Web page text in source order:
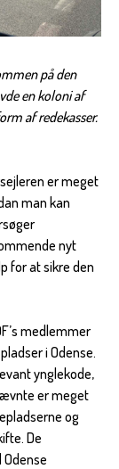
på den
en koloni af
af redekasser.
er meget
man kan
nyt
for at sikre den
medlemmer
i Odense.
ynglekode,
er meget
og
De